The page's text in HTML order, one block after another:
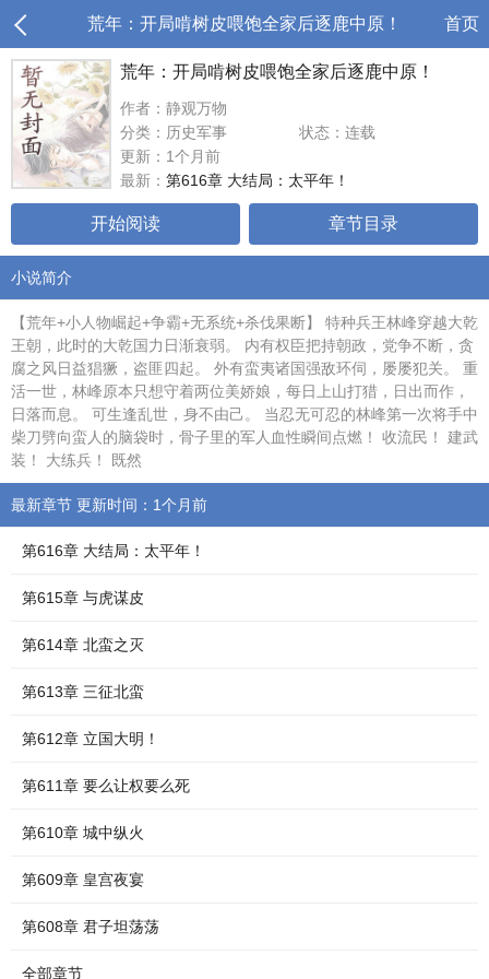
荒年：开局啃树皮喂饱全家后逐鹿中原！ 首页
荒年：开局啃树皮喂饱全家后逐鹿中原！
作者：静观万物
分类：历史军事
状态：连载
更新：1个月前
最新： 第616章 大结局：太平年！
开始阅读 章节目录
小说简介
【荒年+小人物崛起+争霸+无系统+杀伐果断】 特种兵王林峰穿越大乾
王朝，此时的大乾国力日渐衰弱。 内有权臣把持朝政，党争不断，贪
腐之风日益猖獗，盗匪四起。 外有蛮夷诸国强敌环伺，屡屡犯关。 重
活一世，林峰原本只想守着两位美娇娘，每日上山打猎，日出而作，
日落而息。 可生逢乱世，身不由己。 当忍无可忍的林峰第一次将手中
柴刀劈向蛮人的脑袋时，骨子里的军人血性瞬间点燃！ 收流民！ 建武
装！ 大练兵！ 既然
最新章节 更新时间：1个月前
第616章 大结局：太平年！
第615章 与虎谋皮
第614章 北蛮之灭
第613章 三征北蛮
第612章 立国大明！
第611章 要么让权要么死
第610章 城中纵火
第609章 皇宫夜宴
第608章 君子坦荡荡
全部章节